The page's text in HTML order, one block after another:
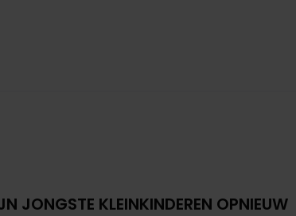
JONGSTE KLEINKINDEREN OPNIEUW